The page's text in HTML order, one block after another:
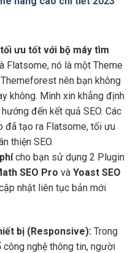
tối ưu tốt với bộ máy tìm
Flatsome, nó là một Theme
nên bạn không
không. Mình xin khẳng định
đến kết quả SEO. Các
đã tạo ra Flatsome, tối ưu
thiện SEO.
cho bạn sử dụng 2 Plugin
SEO Pro và Yoast SEO
nhật liên tục bản mới
bị (Responsive): Trong
nghệ thông tin, người